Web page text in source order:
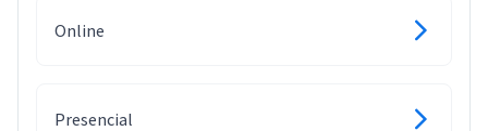
Online
Presencial